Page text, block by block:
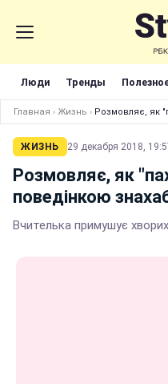
Люди Тренды
Главная › Жизнь › Розмовляє, як
ЖИЗНЬ 29 декабря 2018,
Розмовляє, як
поведінкою
Вчителька примушує